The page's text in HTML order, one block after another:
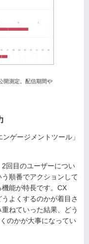
開測定。配信期間や
ゲージメントツール」
2回目のユーザーについ
順番でアクションして
能が特長です。CX
よくするのかが着目さ
ねていった結果、どう
のかが大事になってい